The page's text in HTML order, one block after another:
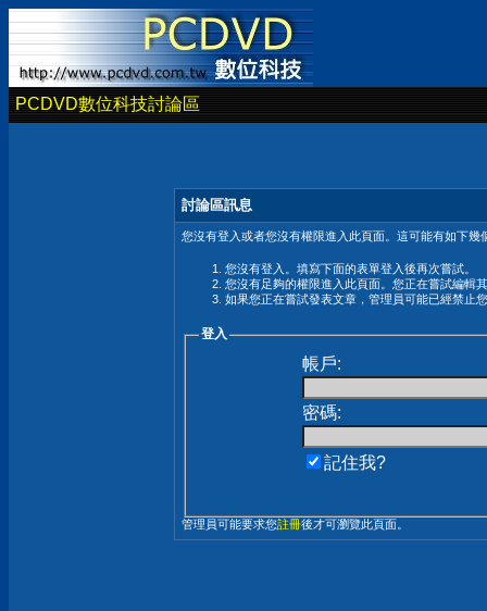
PCDVD數位科技討論區
討論區訊息
您沒有登入或者您沒有權限進入此頁面。這可能有如下幾
您沒有登入。填寫下面的表單登入後再次嘗試。
您沒有足夠的權限進入此頁面。您正在嘗試編輯
如果您正在嘗試發表文章，管理員可能已經禁止
登入
帳戶:
密碼:
記住我?
管理員可能要求您註冊後才可瀏覽此頁面。